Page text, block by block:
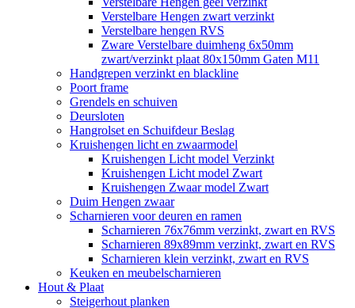
Verstelbare Hengen zwart verzinkt
Verstelbare hengen RVS
Zware Verstelbare duimheng 6x50mm
zwart/verzinkt plaat 80x150mm Gaten M11
Handgrepen verzinkt en blackline
Poort frame
Grendels en schuiven
Deursloten
Hangrolset en Schuifdeur Beslag
Kruishengen licht en zwaarmodel
Kruishengen Licht model Verzinkt
Kruishengen Licht model Zwart
Kruishengen Zwaar model Zwart
Duim Hengen zwaar
Scharnieren voor deuren en ramen
Scharnieren 76x76mm verzinkt, zwart en RVS
Scharnieren 89x89mm verzinkt, zwart en RVS
Scharnieren klein verzinkt, zwart en RVS
Keuken en meubelscharnieren
Hout & Plaat
Steigerhout planken